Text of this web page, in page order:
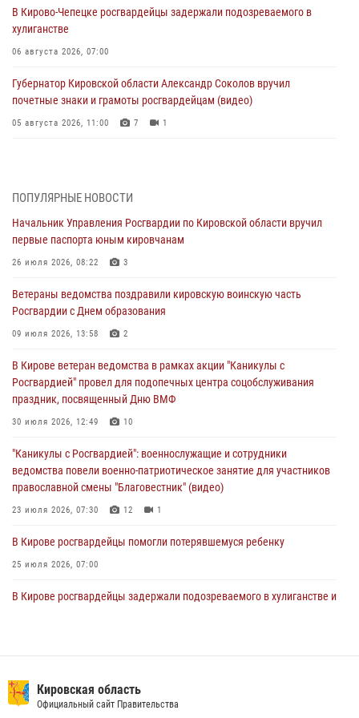
В Кирово-Чепецке росгвардейцы задержали подозреваемого в
хулиганстве
06 августа 2026, 07:00
Губернатор Кировской области Александр Соколов вручил
почетные знаки и грамоты росгвардейцам (видео)
05 августа 2026, 11:00 7 1
04 августа 2026, 09:30
В Кирове росгвардейцы задержали подозреваемого в грабеже
03 августа 2026, 09:01
митинге в честь Дня воздушно-десантных войск
03 августа 2026, 08:45
магазина
02 августа 2026, 07:00
1 августа – День дежурной службы войск национальной гвардии
01 августа 2026, 09:39
ПОПУЛЯРНЫЕ НОВОСТИ
Начальник Управления Росгвардии по Кировской области вручил
первые паспорта юным кировчанам
26 июля 2026, 08:22 3
Ветераны ведомства поздравили кировскую воинскую часть
Росгвардии с Днем образования
09 июля 2026, 13:58 2
В Кирове ветеран ведомства в рамках акции "Каникулы с
Росгвардией" провел для подопечных центра соцобслуживания
праздник, посвященный Дню ВМФ
30 июля 2026, 12:49 10
"Каникулы с Росгвардией": военнослужащие и сотрудники
ведомства повели военно-патриотическое занятие для участников
православной смены "Благовестник" (видео)
23 июля 2026, 07:30 12 1
В Кирове росгвардейцы помогли потерявшемуся ребенку
25 июля 2026, 07:00
В Кирове росгвардейцы задержали подозреваемого в хулиганстве и
вневедомственную охрану и поступления в ведомственные вузы
22 июля 2026, 14:51 1 2
Кировская область
Официальный сайт Правительства